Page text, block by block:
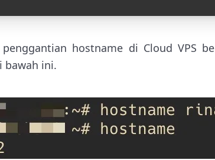
hostname di Cloud VPS
bawah ini.